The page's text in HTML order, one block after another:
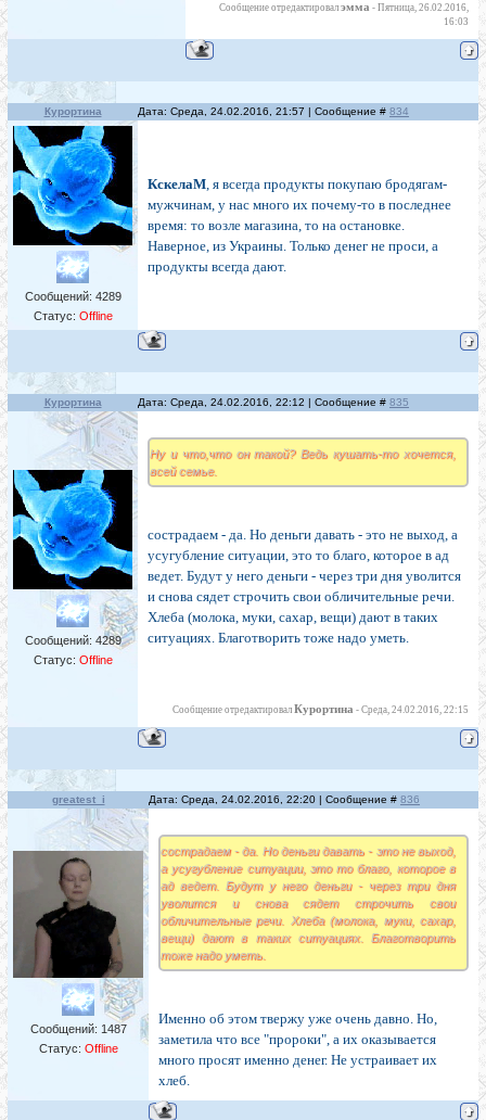
Сообщение отредактировал эмма - Пятница, 26.02.2016,
16:03
Курортина Дата: Среда, 24.02.2016, 21:57 | Сообщение # 834
Сообщений: 4289
Статус: Offline
КскелаМ, я всегда продукты покупаю бродягам-
мужчинам, у нас много их почему-то в последнее
время: то возле магазина, то на остановке.
Наверное, из Украины. Только денег не проси, а
продукты всегда дают.
Курортина Дата: Среда, 24.02.2016, 22:12 | Сообщение # 835
Сообщений: 4289
Статус: Offline
Ну и что,что он такой? Ведь кушать-то хочется,
всей семье.
сострадаем - да. Но деньги давать - это не выход, а
усугубление ситуации, это то благо, которое в ад
ведет. Будут у него деньги - через три дня уволится
и снова сядет строчить свои обличительные речи.
Хлеба (молока, муки, сахар, вещи) дают в таких
ситуациях. Благотворить тоже надо уметь.
Сообщение отредактировал Курортина - Среда, 24.02.2016, 22:15
greatest_i Дата: Среда, 24.02.2016, 22:20 | Сообщение # 836
Сообщений: 1487
Статус: Offline
сострадаем - да. Но деньги давать - это не выход,
а усугубление ситуации, это то благо, которое в
ад ведет. Будут у него деньги - через три дня
уволится и снова сядет строчить свои
обличительные речи. Хлеба (молока, муки, сахар,
вещи) дают в таких ситуациях. Благотворить
тоже надо уметь.
Именно об этом твержу уже очень давно. Но,
заметила что все "пророки", а их оказывается
много просят именно денег. Не устраивает их
хлеб.